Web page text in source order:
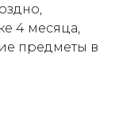
4 месяца,
предметы в